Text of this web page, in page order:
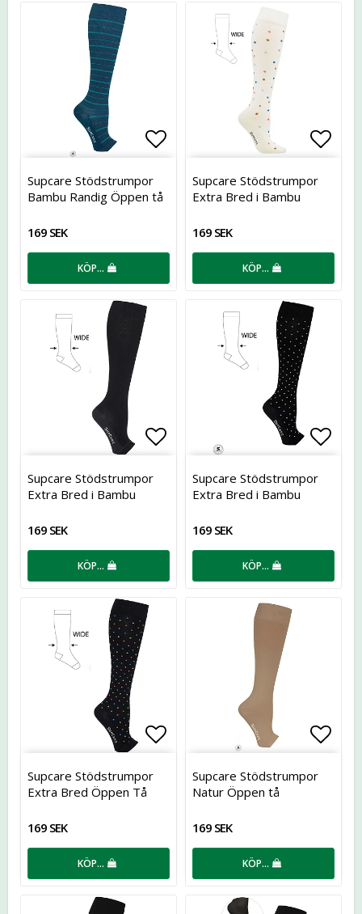
Lägg till i favoritlistan
Supcare Stödstrumpor
Bambu Randig Öppen tå
169 SEK
KÖP…
Supcare Stödstrumpor
Extra Bred i Bambu
169 SEK
KÖP…
Lägg till i favoritlistan
Supcare Stödstrumpor
Extra Bred i Bambu
169 SEK
KÖP…
Supcare Stödstrumpor
Extra Bred i Bambu
169 SEK
KÖP…
Lägg till i favoritlistan
Supcare Stödstrumpor
Extra Bred Öppen Tå
169 SEK
KÖP…
Supcare Stödstrumpor
Natur Öppen tå
169 SEK
KÖP…